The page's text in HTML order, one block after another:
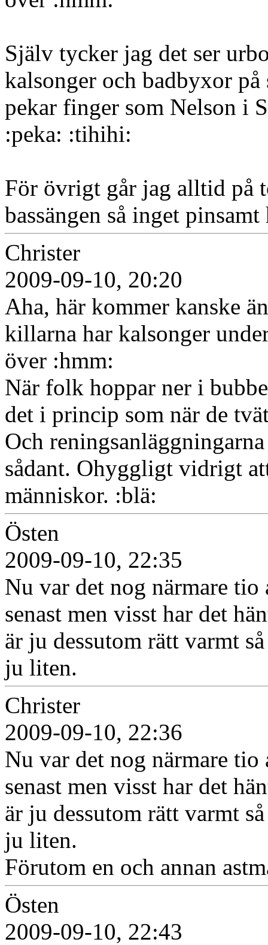
Själv tycker jag det ser
kalsonger och badbyxor
pekar finger som Nelson i
:peka: :tihihi:
För övrigt går jag alltid på
bassängen så inget
Christer
2009-09-10, 20:20
Aha, här kommer kanske
killarna har kalsonger
över :hmm:
När folk hoppar ner i
det i princip som när de
Och
sådant. Ohyggligt vidrigt
människor. :blä:
Östen
2009-09-10, 22:35
Nu var det nog närmare tio
senast men visst har det
är ju dessutom rätt varmt
ju liten.
Christer
2009-09-10, 22:36
Nu var det nog närmare tio
senast men visst har det
är ju dessutom rätt varmt
ju liten.
Förutom en och annan
Östen
2009-09-10, 22:43